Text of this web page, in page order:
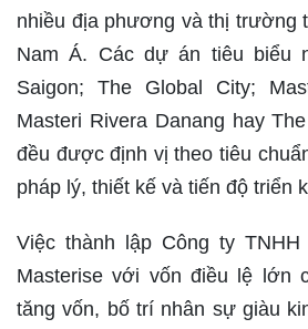
nhiều địa phương và thị trường
Nam Á. Các dự án tiêu biểu
Saigon; The Global City;
Masteri Rivera Danang hay
đều được định vị theo tiêu
pháp lý, thiết kế và tiến độ triển
Việc thành lập Công ty TNHH
Masterise với vốn điều lệ lớn
tăng vốn, bố trí nhân sự giàu